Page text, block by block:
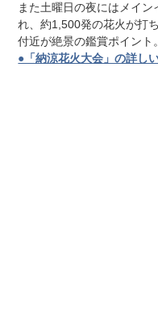
また土曜日の夜にはメイン
れ、約1,500発の花火が打
付近が絶景の鑑賞ポイント。
●「納涼花火大会」の詳し